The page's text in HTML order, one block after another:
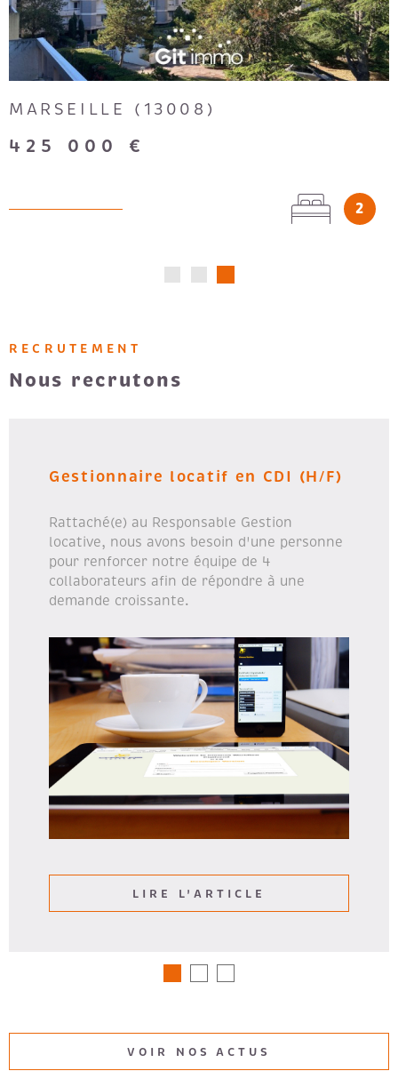
MARSEILLE (13008)
425 000 €
2
RECRUTEMENT
Nous recrutons
Gestionnaire locatif en CDI (H/F)
Rattaché(e) au Responsable Gestion
locative, nous avons besoin d'une personne
pour renforcer notre équipe de 4
collaborateurs afin de répondre à une
demande croissante.
LIRE L'ARTICLE
VOIR NOS ACTUS